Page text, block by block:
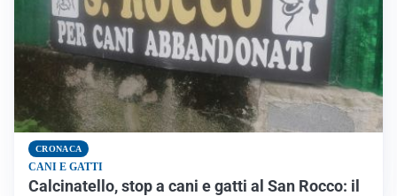
CRONACA
CANI E GATTI
Calcinatello, stop a cani e gatti al San Rocco: il